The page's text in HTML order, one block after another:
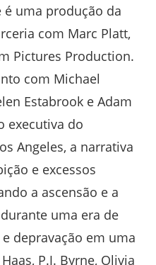
é uma produção da
com Marc Platt,
Pictures Production.
com Michael
Estabrook e Adam
executiva do
Angeles, a narrativa
e excessos
a ascensão e a
uma era de
depravação em uma
P.J. Byrne, Olivia